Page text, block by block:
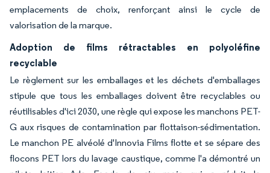
emplacements de choix, renforçant ainsi le cycle de
valorisation de la marque.
Adoption de films rétractables en polyoléfine
recyclable
Le règlement sur les emballages et les déchets d'emballages
stipule que tous les emballages doivent être recyclables ou
réutilisables d'ici 2030, une règle qui expose les manchons PET-
G aux risques de contamination par flottaison-sédimentation.
Le manchon PE alvéolé d'Innovia Films flotte et se sépare des
flocons PET lors du lavage caustique, comme l'a démontré un